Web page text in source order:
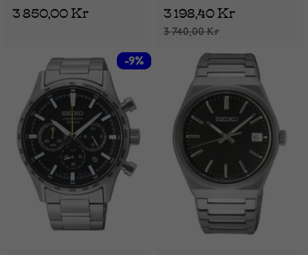
3 850,00 Kr
3 740,00 Kr
3 198,40 Kr
-9%
-9%